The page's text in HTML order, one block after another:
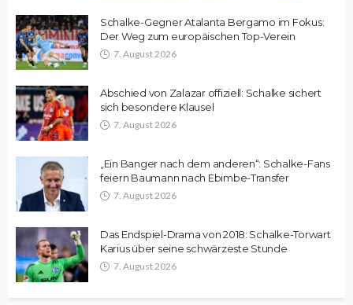
Schalke-Gegner Atalanta Bergamo im Fokus:
Der Weg zum europäischen Top-Verein
7. August 2026
Abschied von Zalazar offiziell: Schalke sichert
sich besondere Klausel
7. August 2026
„Ein Banger nach dem anderen“: Schalke-Fans
feiern Baumann nach Ebimbe-Transfer
7. August 2026
Das Endspiel-Drama von 2018: Schalke-Torwart
Karius über seine schwärzeste Stunde
7. August 2026